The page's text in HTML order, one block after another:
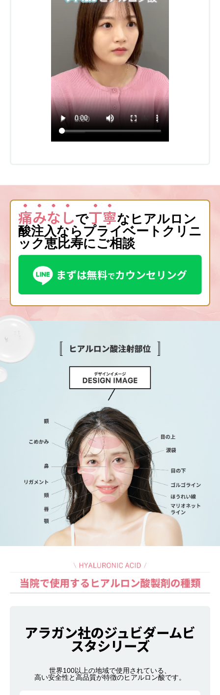
痛みなしで丁寧なヒアルロン
酸注入ならプライベートクリニ
ック恵比寿にご相談
アラガン社のジュビダームビ
スタシリーズ
世界100以上の地域で使用されている、
高い安全性と高品質が特徴のヒアルロン酸です。